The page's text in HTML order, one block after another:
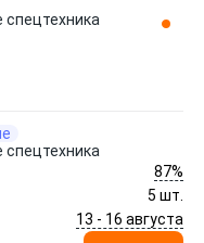
спецтехника
спецтехника
87%
5 шт.
13 - 16 августа